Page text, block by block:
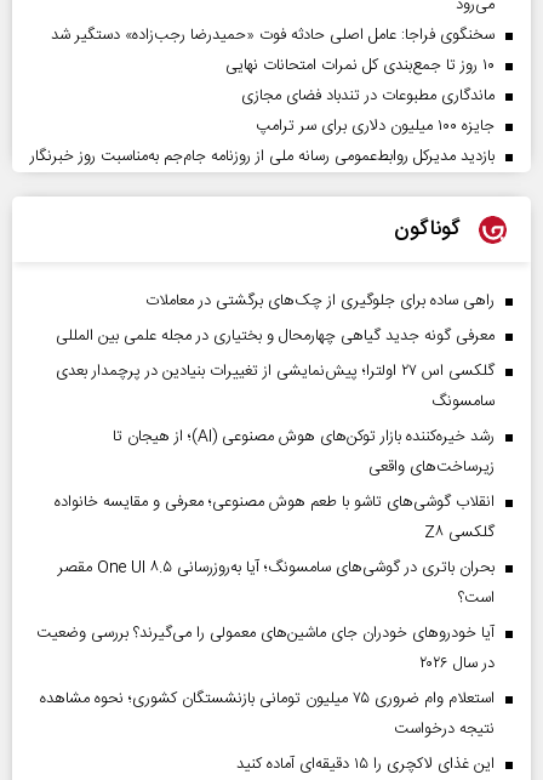
سخنگوی فراجا: عامل اصلی حادثه فوت «حمیدرضا رجب‌زاده» دستگیر شد
۱۰ روز تا جمع‌بندی کل نمرات امتحانات نهایی
ماندگاری مطبوعات در تندباد فضای مجازی
جایزه ۱۰۰ میلیون دلاری برای سر ترامپ
بازدید مدیرکل روابط‌عمومی رسانه ملی از روزنامه جام‌جم به‌مناسبت روز خبرنگار
گوناگون
راهی ساده برای جلوگیری از چک‌های برگشتی در معاملات
معرفی گونه جدید گیاهی چهارمحال و بختیاری در مجله علمی بین المللی
گلکسی اس ۲۷ اولترا؛ پیش‌نمایشی از تغییرات بنیادین در پرچمدار بعدی
سامسونگ
رشد خیره‌کننده بازار توکن‌های هوش مصنوعی (AI)؛ از هیجان تا
زیرساخت‌های واقعی
انقلاب گوشی‌های تاشو‌ با طعم هوش مصنوعی؛ معرفی و مقایسه خانواده
گلکسی Z۸
بحران باتری در گوشی‌های سامسونگ؛ آیا به‌روزرسانی One UI ۸.۵ مقصر
است؟
آیا خودروهای خودران جای ماشین‌های معمولی را می‌گیرند؟ بررسی وضعیت
در سال ۲۰۲۶
استعلام وام ضروری ۷۵ میلیون تومانی بازنشستگان کشوری؛ نحوه مشاهده
نتیجه درخواست
این غذای لاکچری را ۱۵ دقیقه‌ای آماده کنید